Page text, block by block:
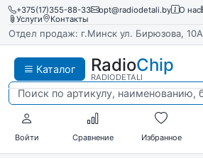
+375(17)355-88-33 opt@radiodetali.by О нас
Услуги
Контакты
Отдел продаж: г.Минск ул. Бирюзова, 10А
Каталог RadioChip
RADIODETALI
Войти Сравнение Избранное